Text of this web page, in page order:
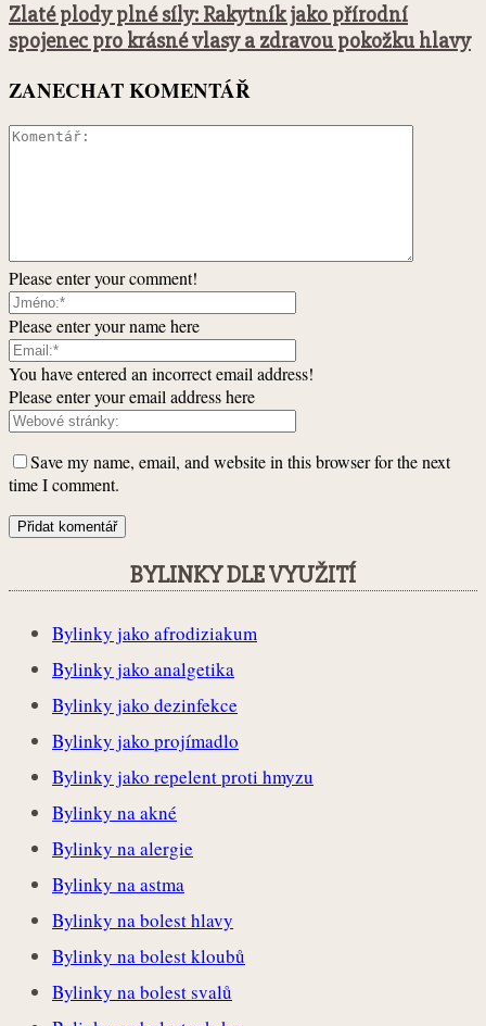
Zlaté plody plné síly: Rakytník jako přírodní
spojenec pro krásné vlasy a zdravou pokožku hlavy
ZANECHAT KOMENTÁŘ
Please enter your comment!
Please enter your name here
You have entered an incorrect email address!
Please enter your email address here
Save my name, email, and website in this browser for the next
time I comment.
BYLINKY DLE VYUŽITÍ
Bylinky jako afrodiziakum
Bylinky jako analgetika
Bylinky jako dezinfekce
Bylinky jako projímadlo
Bylinky jako repelent proti hmyzu
Bylinky na akné
Bylinky na alergie
Bylinky na astma
Bylinky na bolest hlavy
Bylinky na bolest kloubů
Bylinky na bolest svalů